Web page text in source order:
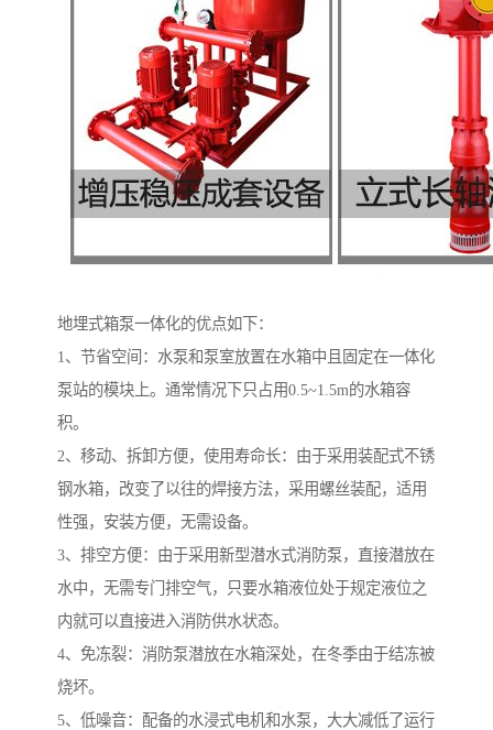
地埋式箱泵一体化的优点如下：
1、节省空间：水泵和泵室放置在水箱中且固定在一体化
泵站的模块上。通常情况下只占用0.5~1.5m的水箱容
积。
2、移动、拆卸方便，使用寿命长：由于采用装配式不锈
钢水箱，改变了以往的焊接方法，采用螺丝装配，适用
性强，安装方便，无需设备。
3、排空方便：由于采用新型潜水式消防泵，直接潜放在
水中，无需专门排空气，只要水箱液位处于规定液位之
内就可以直接进入消防供水状态。
4、免冻裂：消防泵潜放在水箱深处，在冬季由于结冻被
烧坏。
5、低噪音：配备的水浸式电机和水泵，大大减低了运行